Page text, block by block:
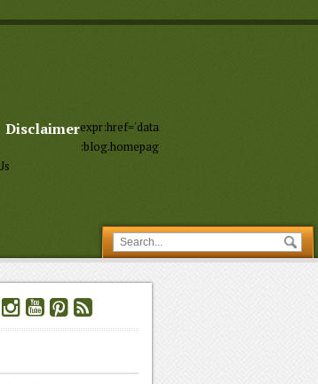
Disclaimerexpr:href='data
:blog.homepag